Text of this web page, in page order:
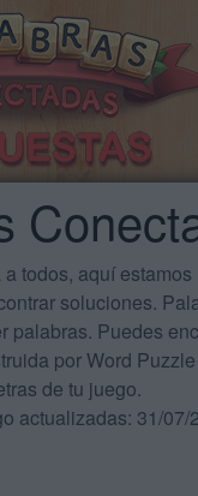
a todos, aquí
soluciones.
palabras. Puedes
por Word
de tu juego.
actualizadas: 31/07/